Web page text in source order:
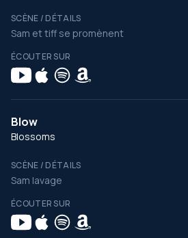
SCÈNE / DÉTAILS
Sam et tiff se promènent
ÉCOUTER SUR
Blow
Blossoms
SCÈNE / DÉTAILS
Sam lavage
ÉCOUTER SUR